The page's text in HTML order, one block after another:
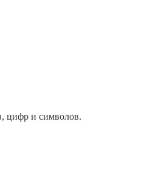
цифр и символов.